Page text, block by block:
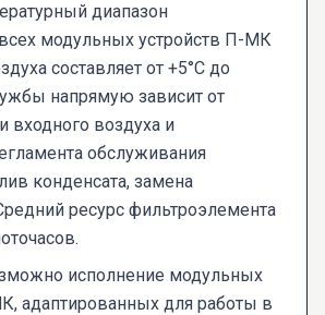
диапазон
модульных устройств П-МК
составляет от +5°C до
напрямую зависит от
входного воздуха и
обслуживания
конденсата, замена
ресурс фильтроэлемента
исполнение модульных
адаптированных для работы в